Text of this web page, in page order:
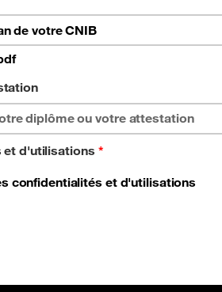
de votre CNIB
et d'utilisations *
confidentialités et d'utilisations